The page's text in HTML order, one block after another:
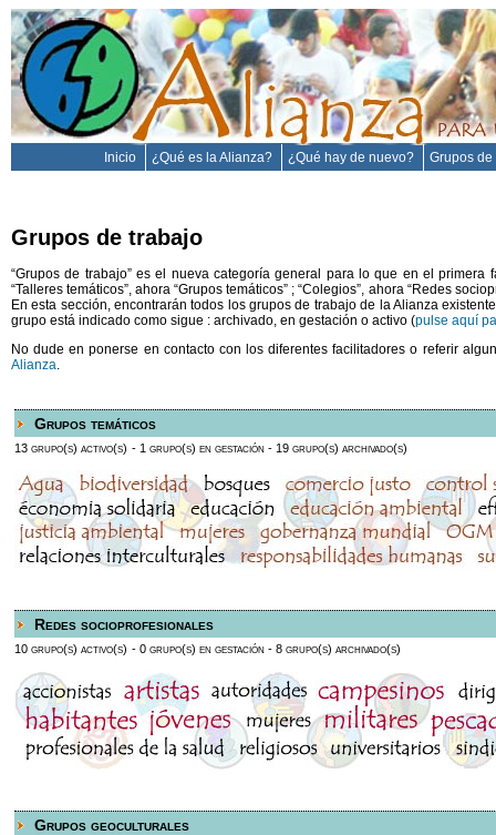
Inicio ¿Qué es la Alianza? ¿Qué hay de nuevo? Grupos
Grupos de trabajo
“Grupos de trabajo” es el nueva categoría general para lo que en el primera
“Talleres temáticos”, ahora “Grupos temáticos” ; “Colegios”, ahora “Redes
En esta sección, encontrarán todos los grupos de trabajo de la Alianza
grupo está indicado como sigue : archivado, en gestación o activo (pulse aquí
No dude en ponerse en contacto con los diferentes facilitadores o referir
Alianza
Grupos temáticos
13 grupo(s) activo(s) - 1 grupo(s) en gestación - 19 grupo(s) archivado(s)
Redes socioprofesionales
10 grupo(s) activo(s) - 0 grupo(s) en gestación - 8 grupo(s) archivado(s)
Grupos geoculturales